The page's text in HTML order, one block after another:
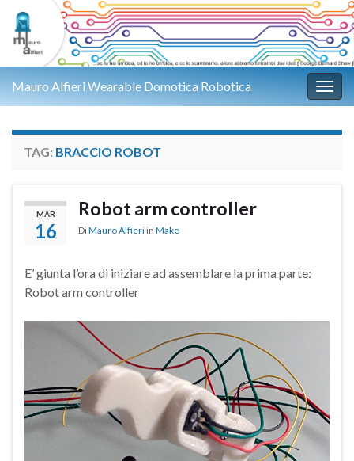
Mauro Alfieri Wearable Domotica Robotica
TAG: BRACCIO ROBOT
MAR
16
Robot arm controller
DiMauro Alfieri in Make
E’ giunta l’ora di iniziare ad assemblare la prima parte:
Robot arm controller